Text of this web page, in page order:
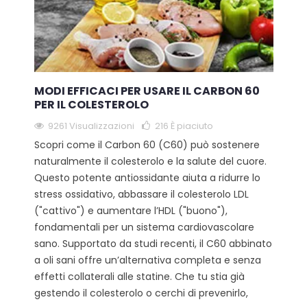
MODI EFFICACI PER USARE IL CARBON 60
PER IL COLESTEROLO
9261 Visualizzazioni 216 È piaciuto
Scopri come il Carbon 60 (C60) può sostenere
naturalmente il colesterolo e la salute del cuore.
Questo potente antiossidante aiuta a ridurre lo
stress ossidativo, abbassare il colesterolo LDL
("cattivo") e aumentare l’HDL ("buono"),
fondamentali per un sistema cardiovascolare
sano. Supportato da studi recenti, il C60 abbinato
a oli sani offre un’alternativa completa e senza
effetti collaterali alle statine. Che tu stia già
gestendo il colesterolo o cerchi di prevenirlo,